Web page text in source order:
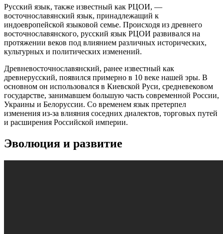
Русский язык, также известный как РЦОИ, —
восточнославянский язык, принадлежащий к
индоевропейской языковой семье. Происходя из древнего
восточнославянского, русский язык РЦОИ развивался на
протяжении веков под влиянием различных исторических,
культурных и политических изменений.
Древневосточнославянский, ранее известный как
древнерусский, появился примерно в 10 веке нашей эры. В
основном он использовался в Киевской Руси, средневековом
государстве, занимавшем большую часть современной России,
Украины и Белоруссии. Со временем язык претерпел
изменения из-за влияния соседних диалектов, торговых путей
и расширения Российской империи.
Эволюция и развитие